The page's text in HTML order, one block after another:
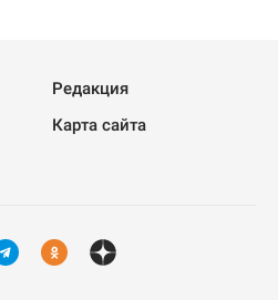
Редакция
Карта сайта